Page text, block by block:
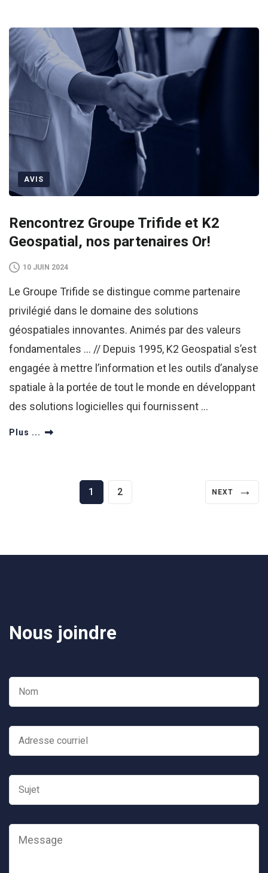
AVIS
Rencontrez Groupe Trifide et K2
Geospatial, nos partenaires Or!
10 JUIN 2024
Le Groupe Trifide se distingue comme partenaire
privilégié dans le domaine des solutions
géospatiales innovantes. Animés par des valeurs
fondamentales … // Depuis 1995, K2 Geospatial s’est
engagée à mettre l’information et les outils d’analyse
spatiale à la portée de tout le monde en développant
des solutions logicielles qui fournissent …
Plus ...
Pagination
publications
Page
1 Page
2 NEXT →
Nous joindre